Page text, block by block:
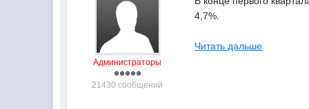
Администраторы
21430 сообщений
4,7%.
Читать дальше